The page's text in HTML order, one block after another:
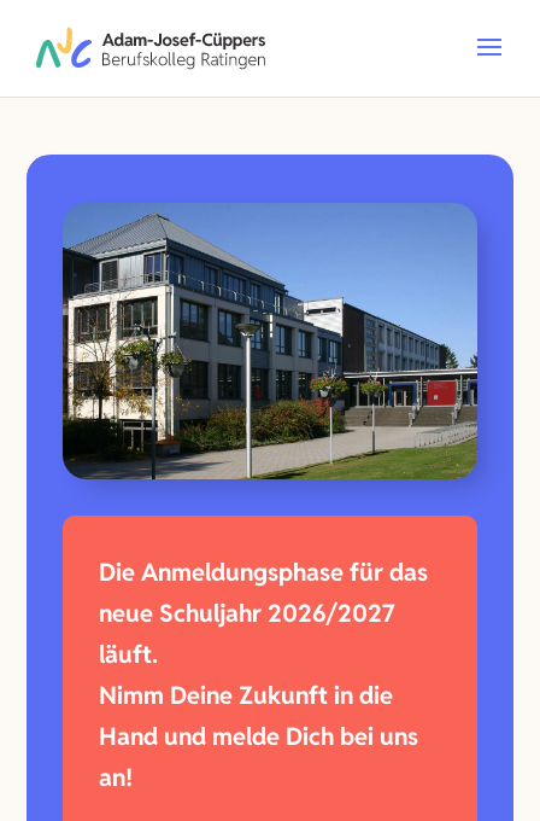
Die Anmeldungsphase für das
neue Schuljahr 2026/2027
läuft.
Nimm Deine Zukunft in die
Hand und melde Dich bei uns
an!